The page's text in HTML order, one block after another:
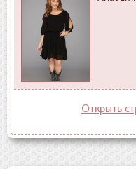
Открыть